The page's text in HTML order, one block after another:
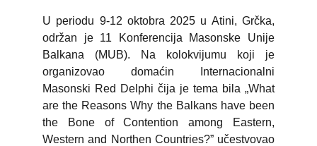
U periodu 9-12 oktobra 2025 u Atini, Grčka,
održan je 11 Konferencija Masonske Unije
Balkana (MUB).
Na kolokvijumu koji je
organizovao domaćin Internacionalni
Masonski Red Delphi čija je tema bila „What
are the Reasons Why the Balkans have been
the Bone of Contention among Eastern,
Western and Northen Countries?” učestvovao